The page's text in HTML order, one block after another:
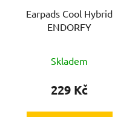
Earpads Cool Hybrid
ENDORFY
Skladem
229 Kč